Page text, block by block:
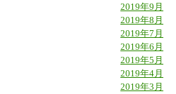
2019年9月
2019年8月
2019年7月
2019年6月
2019年5月
2019年4月
2019年3月